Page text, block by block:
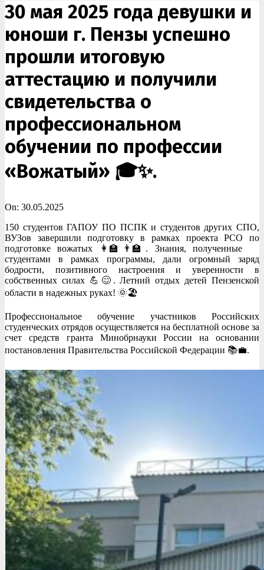
30 мая 2025 года девушки и
юноши г. Пензы успешно
прошли итоговую
аттестацию и получили
свидетельства о
профессиональном
обучении по профессии
«Вожатый» 🎓✨.
On: 30.05.2025
150 студентов ГАПОУ ПО ПСПК и студентов других СПО,
ВУЗов завершили подготовку в рамках проекта РСО по
подготовке вожатых 👩‍🏫👨‍🏫. Знания, полученные
студентами в рамках программы, дали огромный заряд
бодрости, позитивного настроения и уверенности в
собственных силах 💪😊. Летний отдых детей Пензенской
области в надежных руках! 🌞🏖️
Профессиональное обучение участников Российских
студенческих отрядов осуществляется на бесплатной основе за
счет средств гранта Минобрнауки России на основании
постановления Правительства Российской Федерации 📚💼.